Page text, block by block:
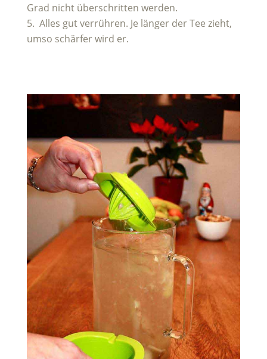
Grad nicht überschritten werden.
Alles gut verrühren. Je länger der Tee zieht,
umso schärfer wird er.